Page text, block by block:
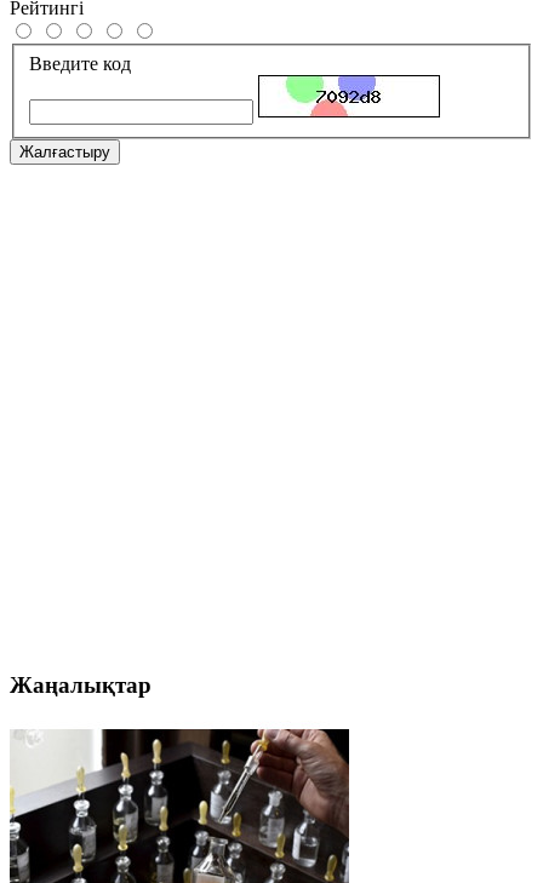
Рейтингі
Введите код
Жалғастыру
Жаңалықтар